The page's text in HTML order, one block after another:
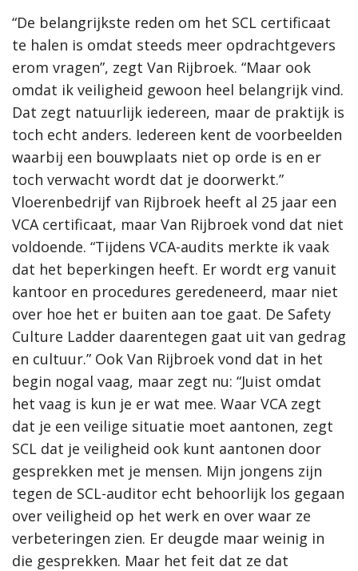
“De belangrijkste reden om het SCL certificaat
te halen is omdat steeds meer opdrachtgevers
erom vragen”, zegt Van Rijbroek. “Maar ook
omdat ik veiligheid gewoon heel belangrijk vind.
Dat zegt natuurlijk iedereen, maar de praktijk is
toch echt anders. Iedereen kent de voorbeelden
waarbij een bouwplaats niet op orde is en er
toch verwacht wordt dat je doorwerkt.”
Vloerenbedrijf van Rijbroek heeft al 25 jaar een
VCA certificaat, maar Van Rijbroek vond dat niet
voldoende. “Tijdens VCA-audits merkte ik vaak
dat het beperkingen heeft. Er wordt erg vanuit
kantoor en procedures geredeneerd, maar niet
over hoe het er buiten aan toe gaat. De Safety
Culture Ladder daarentegen gaat uit van gedrag
en cultuur.” Ook Van Rijbroek vond dat in het
begin nogal vaag, maar zegt nu: “Juist omdat
het vaag is kun je er wat mee. Waar VCA zegt
dat je een veilige situatie moet aantonen, zegt
SCL dat je veiligheid ook kunt aantonen door
gesprekken met je mensen. Mijn jongens zijn
tegen de SCL-auditor echt behoorlijk los gegaan
over veiligheid op het werk en over waar ze
verbeteringen zien. Er deugde maar weinig in
die gesprekken. Maar het feit dat ze dat